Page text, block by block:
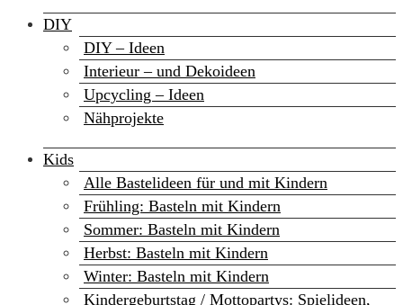
DIY
DIY – Ideen
Interieur – und Dekoideen
Upcycling – Ideen
Nähprojekte
Kids
Alle Bastelideen für und mit Kindern
Frühling: Basteln mit Kindern
Sommer: Basteln mit Kindern
Herbst: Basteln mit Kindern
Winter: Basteln mit Kindern
Kindergeburtstag / Mottopartys: Spielideen,